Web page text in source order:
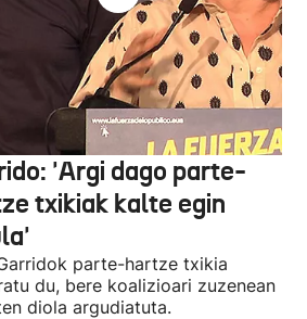
'Argi dago parte-
txikiak kalte egin
parte-hartze txikia
du, bere koalizioari zuzenean
diola argudiatuta.